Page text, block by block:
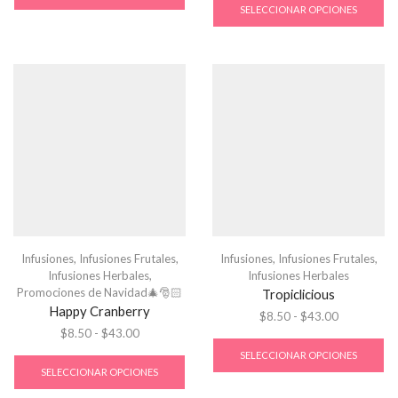
SELECCIONAR OPCIONES
Infusiones, Infusiones Frutales,
Infusiones Herbales,
Promociones de Navidad🎄🎅🏻
Happy Cranberry
$8.50 - $43.00
SELECCIONAR OPCIONES
Infusiones, Infusiones Frutales,
Infusiones Herbales
Tropiclicious
$8.50 - $43.00
SELECCIONAR OPCIONES